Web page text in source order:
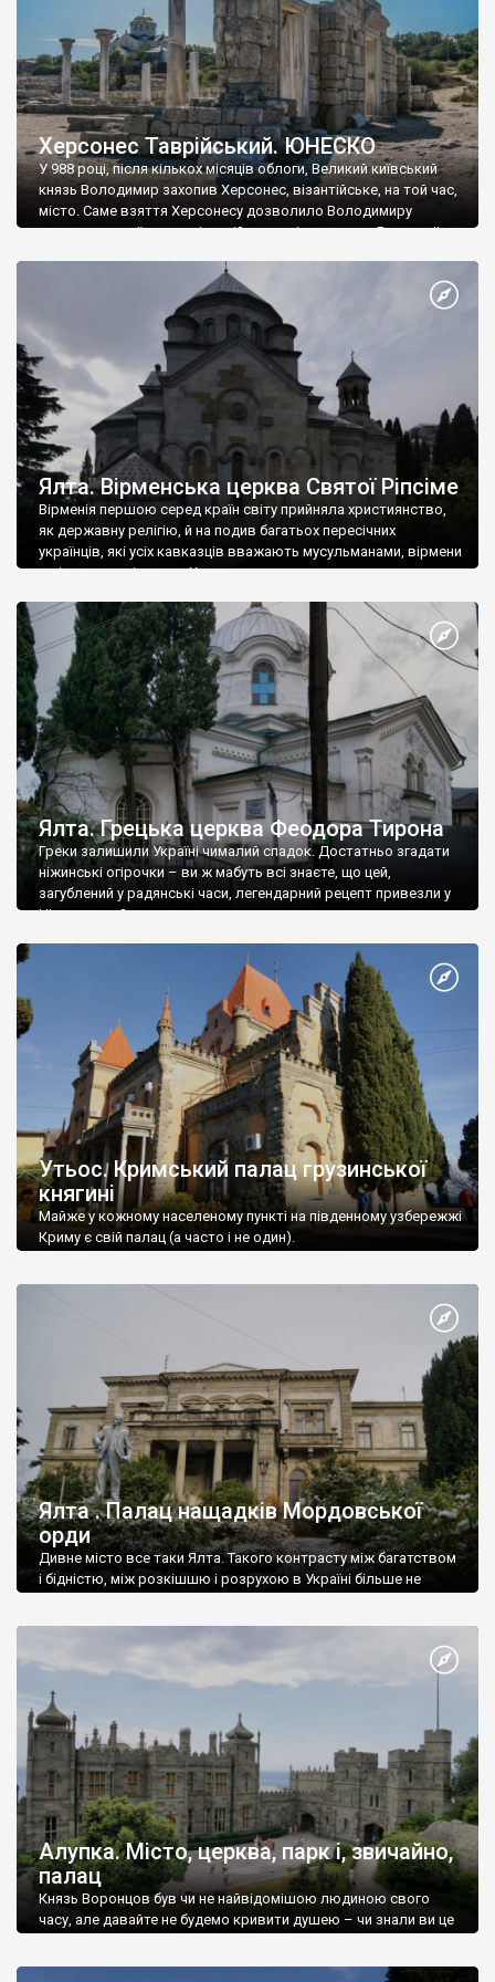
Херсонес Таврійський. ЮНЕСКО
У 988 році, після кількох місяців облоги, Великий київський
князь Володимир захопив Херсонес, візантійське, на той час,
місто. Саме взяття Херсонесу дозволило Володимиру
диктувати свої умови візантійському імператору Василю ІІ, та
Херсонесі Володимир-язичник, став Василем-християнином.
А потім було Хрещення Русі. На честь Херсонесу Таврійського
Ялта. Вірменська церква Святої Ріпсіме
Вірменія першою серед країн світу прийняла християнство,
як державну релігію, й на подив багатьох пересічних
українців, які усіх кавказців вважають мусульманами, вірмени
є відданими вірянами Христа
Ялта. Грецька церква Феодора Тирона
Греки залишили Україні чималий спадок. Достатньо згадати
ніжинські огірочки – ви ж мабуть всі знаєте, що цей,
загублений у радянські часи, легендарний рецепт привезли у
Ніжин греки?
Утьос. Кримський палац грузинської
княгині
Майже у кожному населеному пункті на південному узбережжі
Криму є свій палац (а часто і не один).
Ялта . Палац нащадків Мордовської
орди
Дивне місто все таки Ялта. Такого контрасту між багатством
і бідністю, між розкішшю і розрухою в Україні більше не
Алупка. Місто, церква, парк і, звичайно,
палац
Князь Воронцов був чи не найвідомішою людиною свого
часу, але давайте не будемо кривити душею – чи знали ви це